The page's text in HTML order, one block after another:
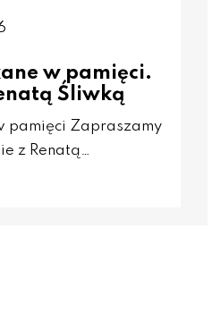
w pamięci.
Śliwką
pamięci Zapraszamy
z Renatą…